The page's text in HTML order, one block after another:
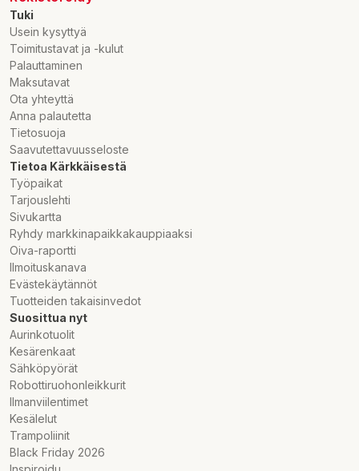
Tuki
Usein kysyttyä
Toimitustavat ja -kulut
Palauttaminen
Maksutavat
Ota yhteyttä
Anna palautetta
Tietosuoja
Saavutettavuusseloste
Tietoa Kärkkäisestä
Työpaikat
Tarjouslehti
Sivukartta
Ryhdy markkinapaikkakauppiaaksi
Oiva-raportti
Ilmoituskanava
Evästekäytännöt
Tuotteiden takaisinvedot
Suosittua nyt
Aurinkotuolit
Kesärenkaat
Sähköpyörät
Robottiruohonleikkurit
Ilmanviilentimet
Kesälelut
Trampoliinit
Black Friday 2026